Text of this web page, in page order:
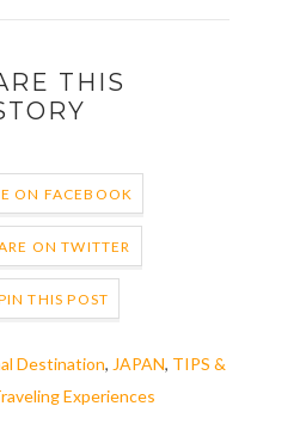
THIS
ON FACEBOOK
ON TWITTER
THIS POST
Destination, JAPAN, TIPS &
Experiences